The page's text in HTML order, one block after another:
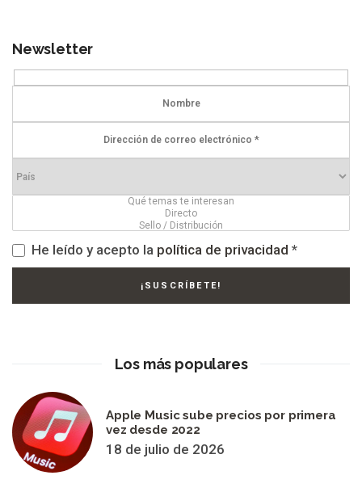
Newsletter
He leído y acepto la política de privacidad *
Los más populares
Apple Music sube precios por primera
vez desde 2022
18 de julio de 2026